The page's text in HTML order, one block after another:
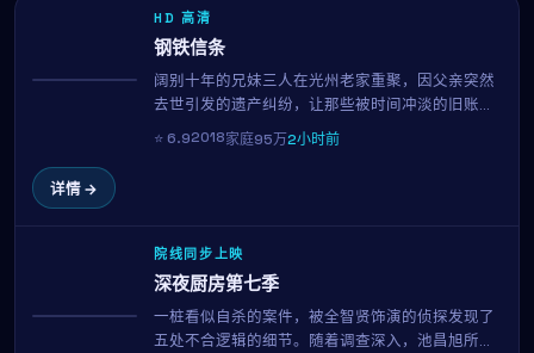
HD 高清
钢铁信条
阔别十年的兄妹三人在光州老家重聚，因父亲突然
去世引发的遗产纠纷，让那些被时间冲淡的旧账重
新摆上桌面。木村拓哉与金所炫的对手戏成为全片
高光，柳承完用温柔而锐利的镜头，剖开一个普通
⭐6.92018家庭95万2小时前
详情 →
院线同步上映
深夜厨房第七季
一桩看似自杀的案件，被全智贤饰演的侦探发现了
五处不合逻辑的细节。随着调查深入，池昌旭所代